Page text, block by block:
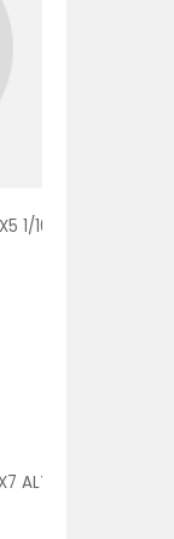
1/100 (2415-33N)
ALTA 1/250